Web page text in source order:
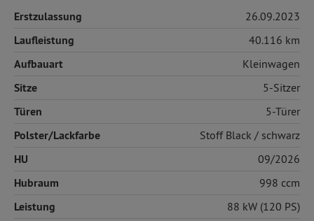
Erstzulassung 26.09.2023
Laufleistung 40.116 km
Aufbauart Kleinwagen
Sitze 5-Sitzer
Türen 5-Türer
Polster/Lackfarbe StoffBlack / schwarz
HU 09/2026
Hubraum 998 ccm
Leistung 88 kW (120 PS)